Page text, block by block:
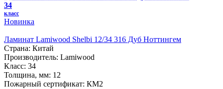
34
класс
Новинка
Ламинат Lamiwood Shelbi 12/34 316 Дуб Ноттингем
Страна: Китай
Производитель: Lamiwood
Класс: 34
Толщина, мм: 12
Пожарный сертификат: КМ2